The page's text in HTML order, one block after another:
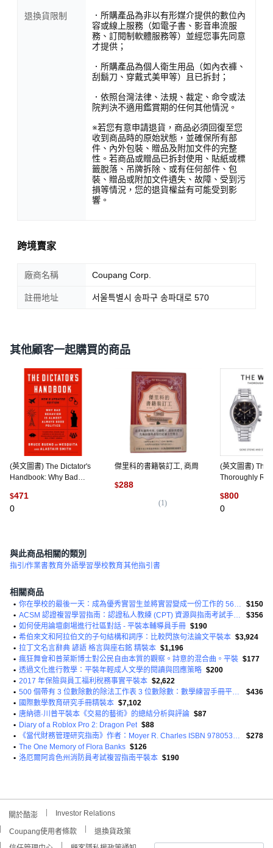
退換貨限制
．所購產品為非以有形媒介提供的數位內
容或線上服務（如電子書、影音串流服
務、訂閱制軟體服務等）並經您事先同意
才提供；
．所購產品為個人衛生用品（如內衣褲、
刮鬍刀、穿戴式美甲等）且已拆封；
．依照台灣法律、法規、裁定、命令或法
院判決不適用鑑賞期的任何其他情況。
※若您有意申請退貨，商品必須回復至您
收到商品時的原始狀態，並確保所有部
件、內外包裝、贈品及附加文件的完整
性。若商品或贈品已拆封使用、貼紙或標
籤脫落、吊牌拆除、或有任何部件、包
裝、贈品或附加文件遺失、故障、受到污
損等情況，您的退貨權益有可能受到影
響。
跨境賣家
廠商名稱 Coupang Corp.
註冊地址 서울특별시 송파구 송파대로 570
其他顧客一起購買的商品
(英文圖書) The Dictator's
Handbook: Why Bad
Always Good Politics 平裝
版, PublicAffairs, 英文
$471
0
傑里科的書籍裝訂工, 商周
$288
(1)
(英文圖書) The
Thoroughly
$800
0
與此商品相關的類別
指引/作業書教育外語學習學校教育其他指引書
相關商品
• 你在學校的最後一天：成為優秀實習生並將實習變成一份工作的 56 種方法平裝本
$150
•
ACSM 認證複習學習指南：認證私人教練 (CPT) 資源與指南考試手冊平裝本
$356
• 如何使用論壇劇場進行社區對話 - 平裝本輔導員手冊 $190
• 希伯來文和阿拉伯文的子句結構和詞序：比較閃族句法論文平裝本 $3,924
• 拉丁文名言辭典 諺語 格言與座右銘 精裝本 $1,196
• 瘋狂舞會和普萊斯博士對公民自由本質的觀察。詩意的混合曲。平裝 $177
• 透過文化進行教學：平裝年輕成人文學的閱讀與回應策略 $200
• 2017 年保險與員工福利稅務事實平裝本 $2,622
•
500 個帶有 3 位數除數的除法工作表 3 位數除數：數學練習手冊平裝本
$436
• 國際數學教育研究手冊精裝本 $7,102
• 唐納德·川普平裝本《交易的藝術》的總結分析與評論 $87
• Diary of a Roblox Pro 2: Dragon Pet $88
•
《當代財務管理研究指南》作者：Moyer R. Charles ISBN 9780538479172 平裝本
$278
• The One Memory of Flora Banks $126
• 洛厄爾阿肯色州消防員考試複習指南平裝本 $190
關於酷澎 Investor Relations
Coupang使用者條款
退換貨政策